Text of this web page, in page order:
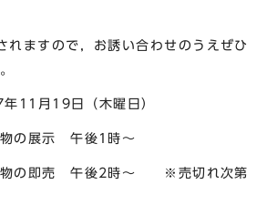
ますので，お誘い合わせのうえぜひ
月19日（木曜日）
午後1時～
午後2時～ ※売切れ次第